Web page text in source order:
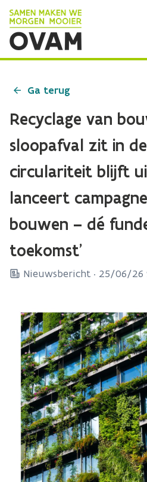
Skip to Main Content
Ga terug
Recyclage van
sloopafval zit in
circulariteit blijft
lanceert
bouwen – dé
toekomst’
Nieuwsbericht · 25/06/26